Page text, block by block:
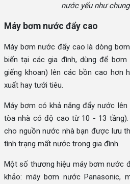
nước yếu như
Máy bơm nước đẩy cao
Máy bơm nước đẩy cao là dòng
biến tại các gia đình, dùng để
giếng khoan) lên các bồn cao hơn
xuất hay tưới tiêu.
Máy bơm có khả năng đẩy nước
tòa nhà có độ cao từ 10 - 13 tầng).
cho nguồn nước nhà bạn được lưu
tình trạng mất nước trong gia đình.
Một số thương hiệu máy bơm nước
khảo: máy bơm nước Panasonic,